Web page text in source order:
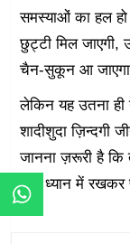
समस्याओं का हल
छुट्टी मिल जाएगी,
चैन-सुकून आ
लेकिन यह उतना ही
शादीशुदा ज़िन्दगी
जानना ज़रूरी है
उन्हें ध्यान में